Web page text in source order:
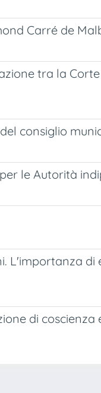
Carré de
tra la
consiglio
le Autorità
L'importanza di
di coscienza